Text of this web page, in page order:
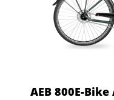
AEB 800E-